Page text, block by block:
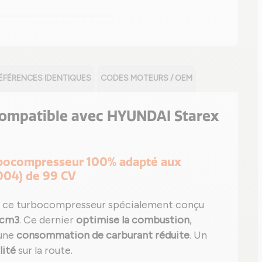
IDENTIQUES CODES MOTEURS / OEM
avec HYUNDAI Starex
100% adapté aux
de 99 CV
turbocompresseur spécialement conçu
. Ce dernieroptimise la combustion,
consommation de carburant réduite. Un
sur la route.